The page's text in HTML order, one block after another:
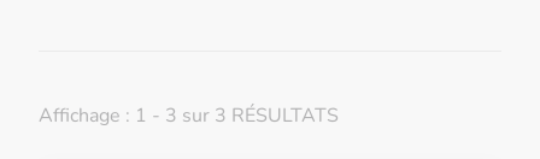
Affichage : 1 - 3 sur 3 RÉSULTATS